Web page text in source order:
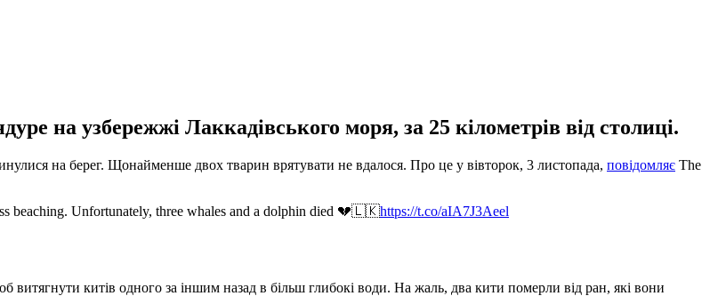
на узбережжі Лаккадівського моря, за 25 кілометрів від столиці.
на берег. Щонайменше двох тварин врятувати не вдалося. Про це у вівторок, 3 листопада, повідомляє The
beaching. Unfortunately, three whales and a dolphin died 💔🇱🇰https://t.co/aIA7J3Aeel
китів одного за іншим назад в більш глибокі води. На жаль, два кити померли від ран, які вони